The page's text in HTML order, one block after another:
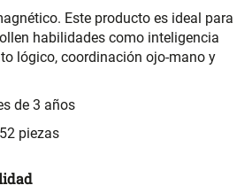
Este producto es ideal para
habilidades como inteligencia
lógico, coordinación ojo-mano y
de 3 años
piezas
240
Almohada Memory + Gel